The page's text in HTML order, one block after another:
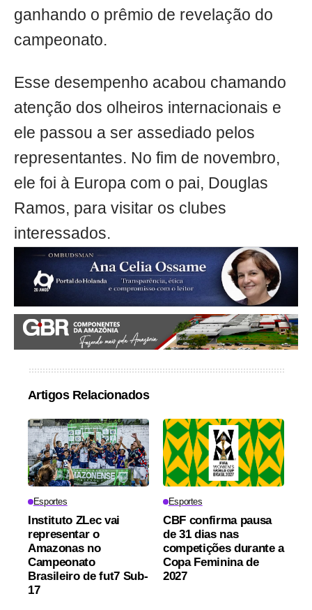
ganhando o prêmio de revelação do
campeonato.
Esse desempenho acabou chamando
atenção dos olheiros internacionais e
ele passou a ser assediado pelos
representantes. No fim de novembro,
ele foi à Europa com o pai, Douglas
Ramos, para visitar os clubes
interessados.
Artigos Relacionados
Esportes
Instituto ZLec vai
representar o
Amazonas no
Campeonato
Brasileiro de fut7 Sub-
17
Esportes
CBF confirma pausa
de 31 dias nas
competições durante a
Copa Feminina de
2027